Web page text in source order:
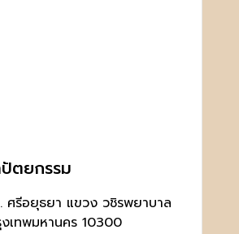
ตยกรรม
ศรีอยุธยา แขวง วชิรพยาบาล
เทพมหานคร 10300